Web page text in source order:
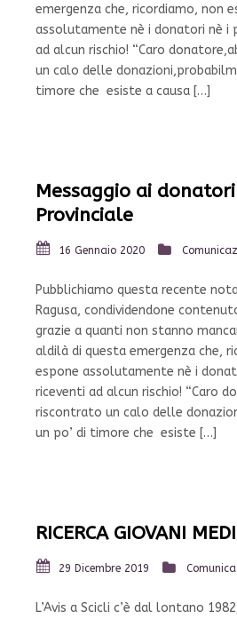
emergenza che, ricordiamo, non
assolutamente nè i donatori nè i
ad alcun rischio! “Caro
un calo delle
timore che esiste a causa […]
Messaggio ai donatori
Provinciale
16 Gennaio 2020
Pubblichiamo questa recente
Ragusa, condividendone
grazie a quanti non stanno
aldilà di questa emergenza che,
espone assolutamente nè i
riceventi ad alcun rischio! “Caro
riscontrato un calo delle
un po’ di timore che esiste […]
RICERCA GIOVANI
29 Dicembre 2019
L’Avis a Scicli c’è dal lontano